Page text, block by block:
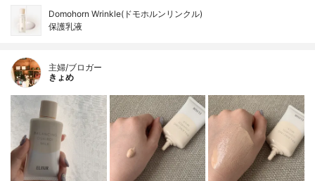
Domohorn Wrinkle(ドモホルンリンクル)
保護乳液
主婦/ブロガー
きょめ